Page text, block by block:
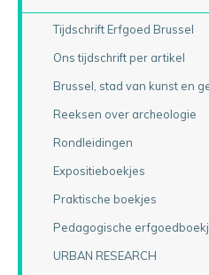
Tijdschrift Erfgoed Brussel
Ons tijdschrift per artikel
Brussel, stad van kunst en
Reeksen over archeologie
Rondleidingen
Expositieboekjes
Praktische boekjes
Pedagogische
URBAN RESEARCH